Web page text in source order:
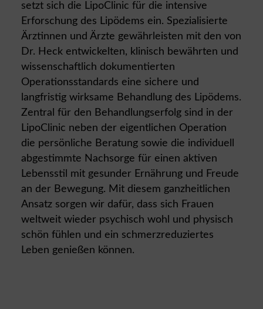
setzt sich die LipoClinic für die intensive
Erforschung des Lipödems ein. Spezialisierte
Ärztinnen und Ärzte gewährleisten mit den von
Dr. Heck entwickelten, klinisch bewährten und
wissenschaftlich dokumentierten
Operationsstandards eine sichere und
langfristig wirksame Behandlung des Lipödems.
Zentral für den Behandlungserfolg sind in der
LipoClinic neben der eigentlichen Operation
die persönliche Beratung sowie die individuell
abgestimmte Nachsorge für einen aktiven
Lebensstil mit gesunder Ernährung und Freude
an der Bewegung. Mit diesem ganzheitlichen
Ansatz sorgen wir dafür, dass sich Frauen
weltweit wieder psychisch wohl und physisch
schön fühlen und ein schmerzreduziertes
Leben genießen können.